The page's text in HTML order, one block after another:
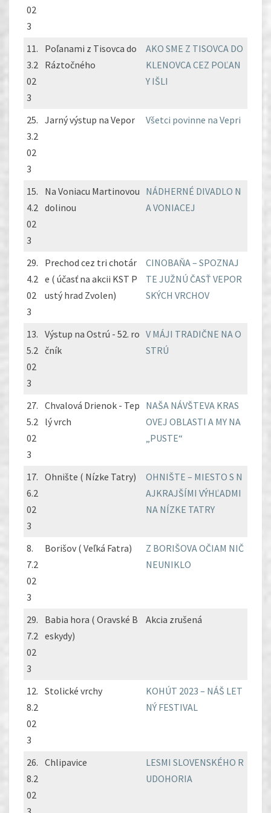
02
3
11.
3.2
02
3
Poľanami z Tisovca do
Ráztočného
AKO SME Z TISOVCA DO
KLENOVCA CEZ POĽAN
Y IŠLI
25.
3.2
02
3
Jarný výstup na Vepor Všetci povinne na Vepri
15.
4.2
02
3
Na Voniacu Martinovou
dolinou
NÁDHERNÉ DIVADLO N
A VONIACEJ
29.
4.2
02
3
Prechod cez tri chotár
e ( účasť na akcii KST P
ustý hrad Zvolen)
CINOBAŇA – SPOZNAJ
TE JUŽNÚ ČASŤ VEPOR
SKÝCH VRCHOV
13.
5.2
02
3
Výstup na Ostrú - 52. ro
čník
V MÁJI TRADIČNE NA O
STRÚ
27.
5.2
02
3
Chvalová Drienok - Tep
lý vrch
NAŠA NÁVŠTEVA KRAS
OVEJ OBLASTI A MY NA
„PUSTE“
17.
6.2
02
3
Ohnište ( Nízke Tatry)
OHNIŠTE – MIESTO S N
AJKRAJŠÍMI VÝHĽADMI
NA NÍZKE TATRY
8.
7.2
02
3
Borišov ( Veľká Fatra)
Z BORIŠOVA OČIAM NIČ
NEUNIKLO
29.
7.2
02
3
Babia hora ( Oravské B
eskydy)
Akcia zrušená
12.
8.2
02
3
Stolické vrchy
KOHÚT 2023 – NÁŠ LET
NÝ FESTIVAL
26.
8.2
02
Chlipavice
LESMI SLOVENSKÉHO R
UDOHORIA